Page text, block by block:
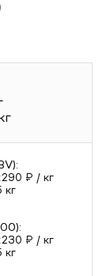
:
290 ₽ / кг
кг
:
230 ₽ / кг
кг